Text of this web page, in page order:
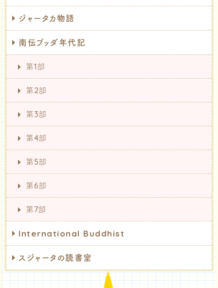
ジャータカ物語
南伝ブッダ年代記
第1部
第2部
第3部
第4部
第5部
第6部
第7部
International Buddhist
スジャータの読書室